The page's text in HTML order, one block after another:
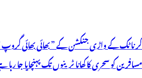
کرناٹک کے واڑی جنکشن کے ” بھائی بھائی گروپ
مسافرین کو سحری کا کھانا ٹرینوں تک پہنچایا جا رہا